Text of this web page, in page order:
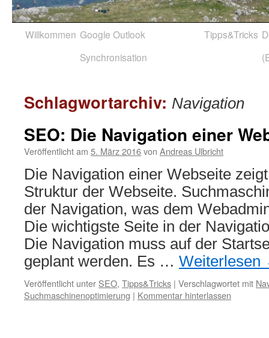
Zum
Willkommen Google Outlook
Synchronisation
Tipps&Tricks
Schlagwortarchiv: Navigation
SEO: Die Navigation einer
Veröffentlicht am 5. März 2016von Andreas Ulbricht
Die Navigation einer Webseite
Struktur der Webseite.
der Navigation, was dem
Die wichtigste Seite in der
Die Navigation muss auf der
geplant werden. Es … Weiterlesen
Veröffentlicht unter SEO, Tipps&Tricks | Verschlagwortet mit
Suchmaschinenoptimierung | Kommentar hinterlassen